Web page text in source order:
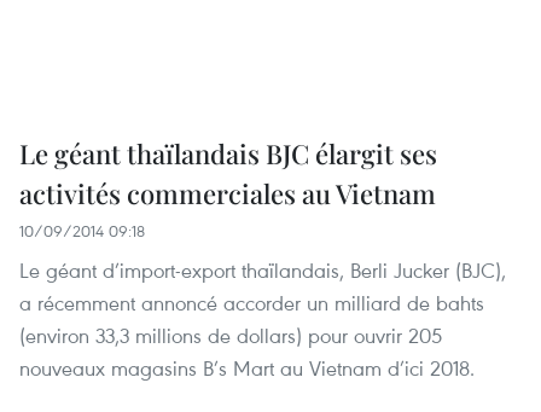
Le géant thaïlandais BJC élargit ses
activités commerciales au Vietnam
10/09/2014 09:18
Le géant d’import-export thaïlandais, Berli Jucker (BJC),
a récemment annoncé accorder un milliard de bahts
(environ 33,3 millions de dollars) pour ouvrir 205
nouveaux magasins B’s Mart au Vietnam d’ici 2018.